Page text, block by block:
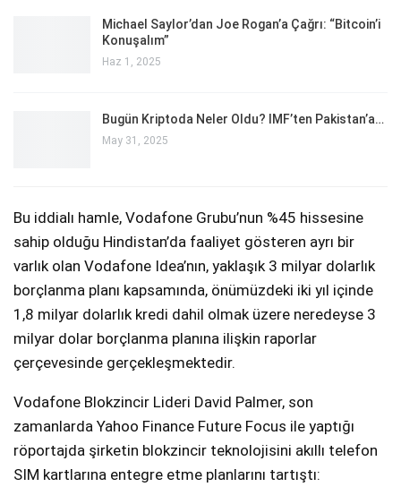
Michael Saylor’dan Joe Rogan’a Çağrı: “Bitcoin’i
Konuşalım”
Haz 1, 2025
Bugün Kriptoda Neler Oldu? IMF’ten Pakistan’a…
May 31, 2025
Bu iddialı hamle, Vodafone Grubu’nun %45 hissesine
sahip olduğu Hindistan’da faaliyet gösteren ayrı bir
varlık olan Vodafone Idea’nın, yaklaşık 3 milyar dolarlık
borçlanma planı kapsamında, önümüzdeki iki yıl içinde
1,8 milyar dolarlık kredi dahil olmak üzere neredeyse 3
milyar dolar borçlanma planına ilişkin raporlar
çerçevesinde gerçekleşmektedir.
Vodafone Blokzincir Lideri David Palmer, son
zamanlarda Yahoo Finance Future Focus ile yaptığı
röportajda şirketin blokzincir teknolojisini akıllı telefon
SIM kartlarına entegre etme planlarını tartıştı: